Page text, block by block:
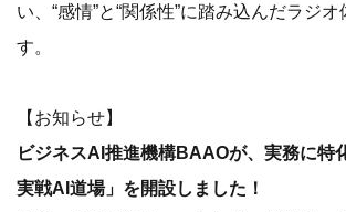
い、“感情”と“関係性”に踏み込んだラジオ
す。
【お知らせ】
ビジネスAI推進機構BAAOが、実務に特
実戦AI道場」を開設しました！